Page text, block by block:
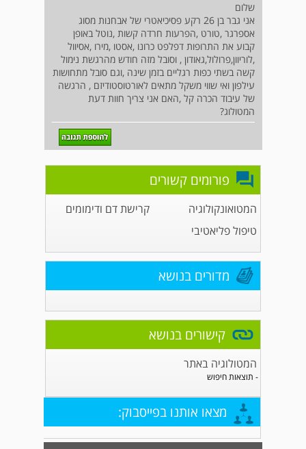
שלום
אני גבר בן 26 רקע פסיכיאטרי של אבחנות מסוג
אספרגר ,טורט ,הפרעות חרדה קשות ,נוטל באופן
קבוע את התרופות דפלפט כרונו ,אסטו ,מירו ,אסיוול
,לוריוון,פרולול,גאודון , וסובל מזה חודש מהרגשת נימול
קשה בשתי כפות רגליים בזמן שינה ,וגם סובל מתחושות
עילפון ואי שווי משקל מתאים לאורטוסטודיזם , הרגשה
של עיבוד הכרה קל ,האם אני צריך חוות דעת
המטולוג?
פורומים קשורים
המטואונקולוגיה
קרישת דם ודימומים
טיפול פליאטיבי
מדורים בנושא
קישורים בנושא
המטולוגיה באתר
- תוצאות חיפוש
מצאו אותנו בפייסבוק: